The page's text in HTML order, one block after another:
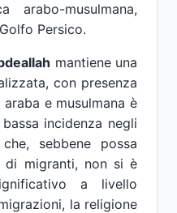
arabo-musulmana,
Persico.
mantiene una
con presenza
e musulmana è
incidenza negli
sebbene possa
di migranti, non si è
a livello
la religione